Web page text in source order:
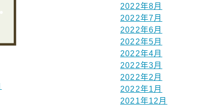
2022年8月
2022年7月
2022年6月
2022年5月
2022年4月
2022年3月
2022年2月
2022年1月
2021年12月